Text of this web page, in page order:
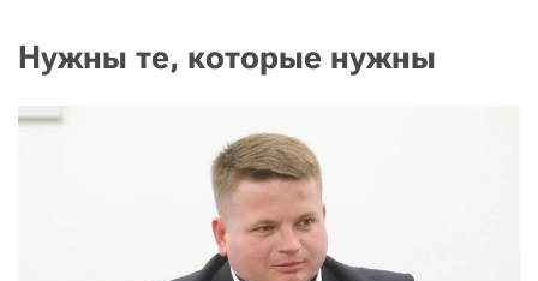
Нужны те, которые нужны